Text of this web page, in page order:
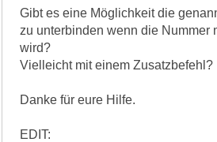
Gibt es eine Möglichkeit die
zu unterbinden wenn die Nummer
wird?
Vielleicht mit einem Zusatzbefehl?
Danke für eure Hilfe.
EDIT: